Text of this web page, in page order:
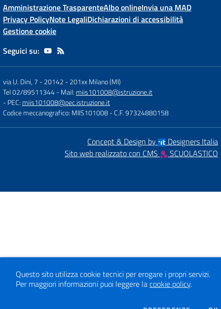
Amministrazione TrasparenteAlbo onlineInvia una MAD
Privacy PolicyNote LegaliDichiarazioni di accessibilità
Gestione cookie
Seguici su:
via U. Dini, 7 - 20142 -201xx Milano (MI)
Tel 02/89511344- Mail: miis101008@istruzione.it
- PEC: miis101008@pec.istruzione.it
Codice meccanografico: MIIS101008- C.F. 97324880158
Concept & Design by
Designers Italia
Sito web realizzato con CMS
SCUOLASTICO
Questo sito utilizza cookie tecnici per erogare i propri servizi.
Per maggiori informazioni puoi leggere lacookie policy.